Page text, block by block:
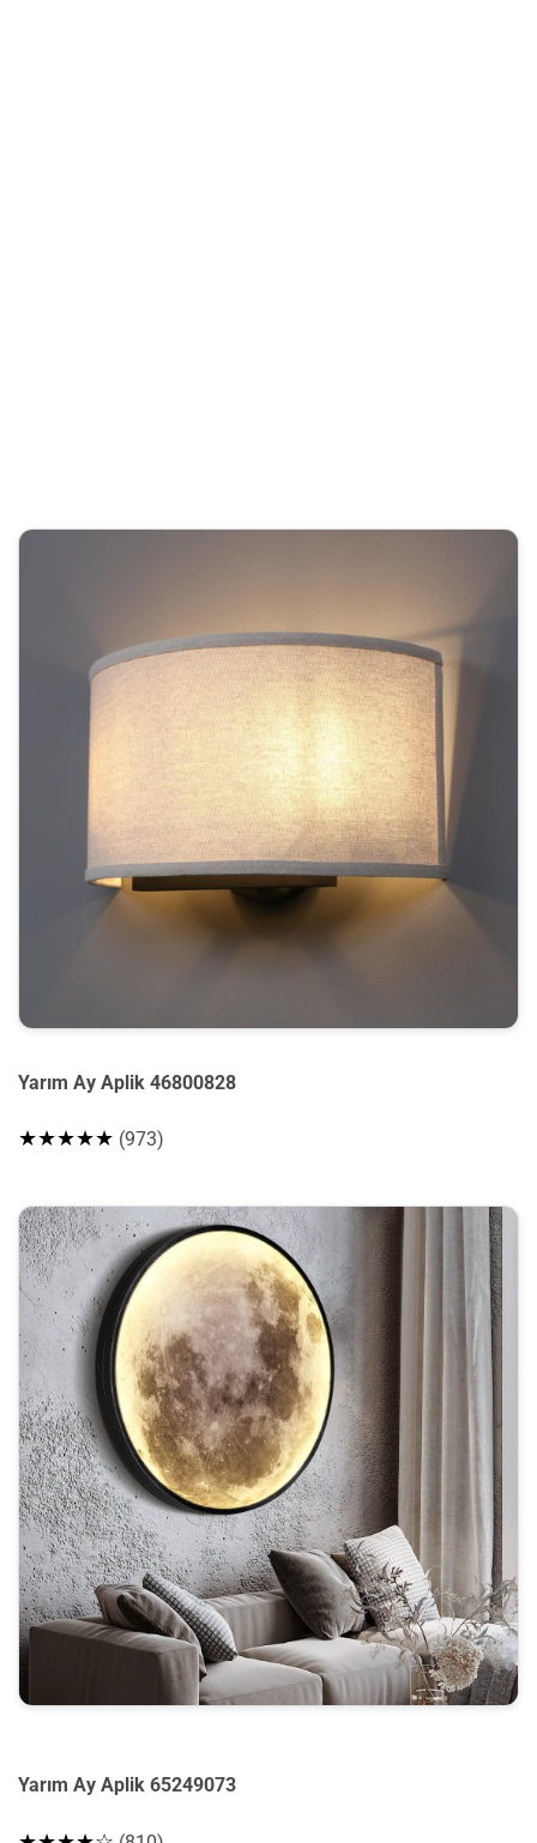
Yarım Ay Aplik 46800828
★★★★★ (973)
Yarım Ay Aplik 65249073